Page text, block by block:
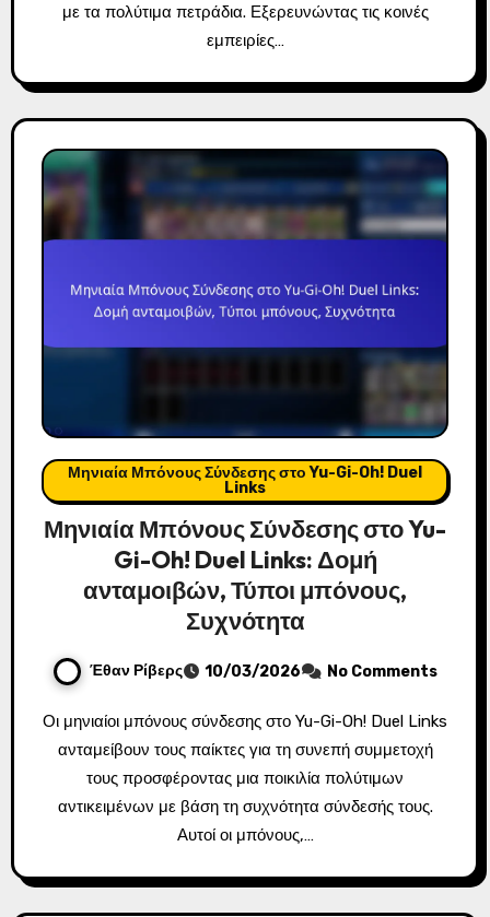
με τα πολύτιμα πετράδια. Εξερευνώντας τις κοινές
εμπειρίες…
Μηνιαία Μπόνους Σύνδεσης στο Yu-Gi-Oh! Duel
Links
Μηνιαία Μπόνους Σύνδεσης στο Yu-
Gi-Oh! Duel Links: Δομή
ανταμοιβών, Τύποι μπόνους,
Συχνότητα
Έθαν Ρίβερς 10/03/2026 No Comments
Οι μηνιαίοι μπόνους σύνδεσης στο Yu-Gi-Oh! Duel Links
ανταμείβουν τους παίκτες για τη συνεπή συμμετοχή
τους προσφέροντας μια ποικιλία πολύτιμων
αντικειμένων με βάση τη συχνότητα σύνδεσής τους.
Αυτοί οι μπόνους,…